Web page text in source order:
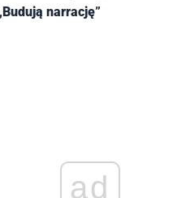
narrację”
ad